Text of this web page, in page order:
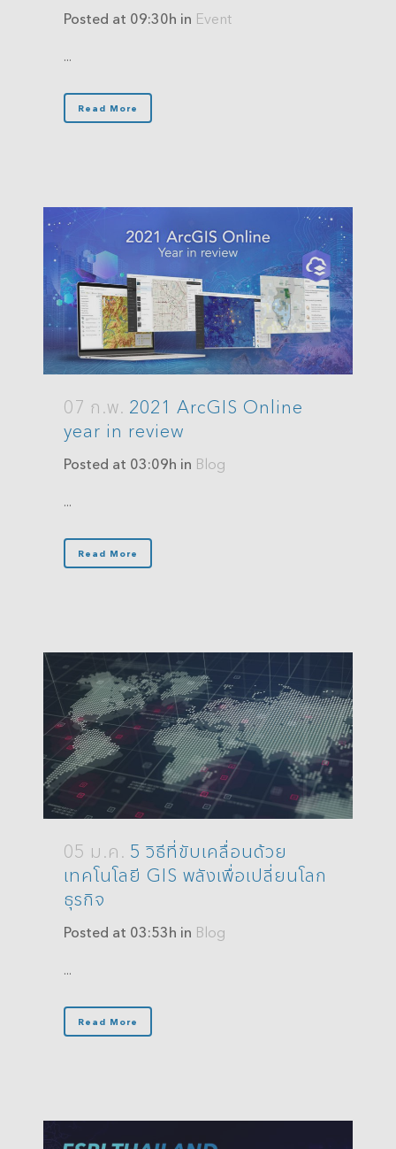
Posted at 09:30h in Event
...
Read More
07 ก.พ. 2021 ArcGIS Online
year in review
Posted at 03:09h in Blog
...
Read More
05 ม.ค. 5 วิธีที่ขับเคลื่อนด้วย
เทคโนโลยี GIS พลังเพื่อเปลี่ยนโลก
ธุรกิจ
Posted at 03:53h in Blog
...
Read More